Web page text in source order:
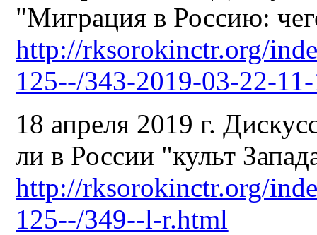
"Миграция в Россию:
http://rksorokinctr.org/
125--/343-2019-03-22-
18 апреля 2019 г.
ли в России "культ
http://rksorokinctr.org/
125--/349--l-r.html